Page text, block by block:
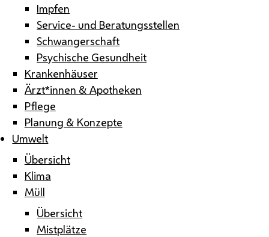
Impfen
Service- und Beratungsstellen
Schwangerschaft
Psychische Gesundheit
Krankenhäuser
Ärzt*innen & Apotheken
Pflege
Planung & Konzepte
Umwelt
Übersicht
Klima
Müll
Übersicht
Mistplätze